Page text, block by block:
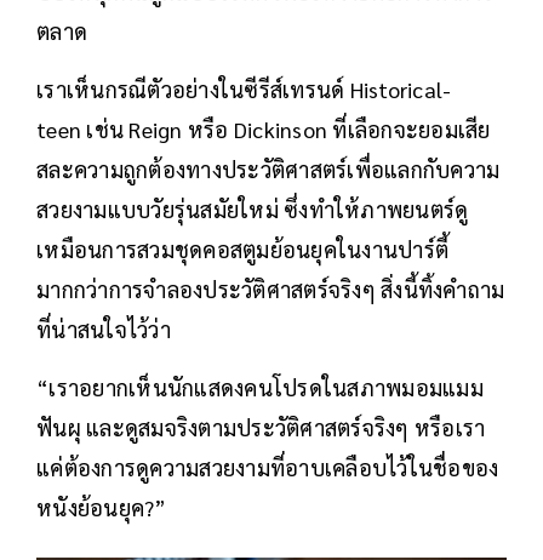
ตลาด
เราเห็นกรณีตัวอย่างในซีรีส์เทรนด์ Historical-
teen เช่น Reign หรือ Dickinson ที่เลือกจะยอมเสีย
สละความถูกต้องทางประวัติศาสตร์เพื่อแลกกับความ
สวยงามแบบวัยรุ่นสมัยใหม่ ซึ่งทำให้ภาพยนตร์ดู
เหมือนการสวมชุดคอสตูมย้อนยุคในงานปาร์ตี้
มากกว่าการจำลองประวัติศาสตร์จริงๆ สิ่งนี้ทิ้งคำถาม
ที่น่าสนใจไว้ว่า
“เราอยากเห็นนักแสดงคนโปรดในสภาพมอมแมม
ฟันผุ และดูสมจริงตามประวัติศาสตร์จริงๆ หรือเรา
แค่ต้องการดูความสวยงามที่อาบเคลือบไว้ในชื่อของ
หนังย้อนยุค?”